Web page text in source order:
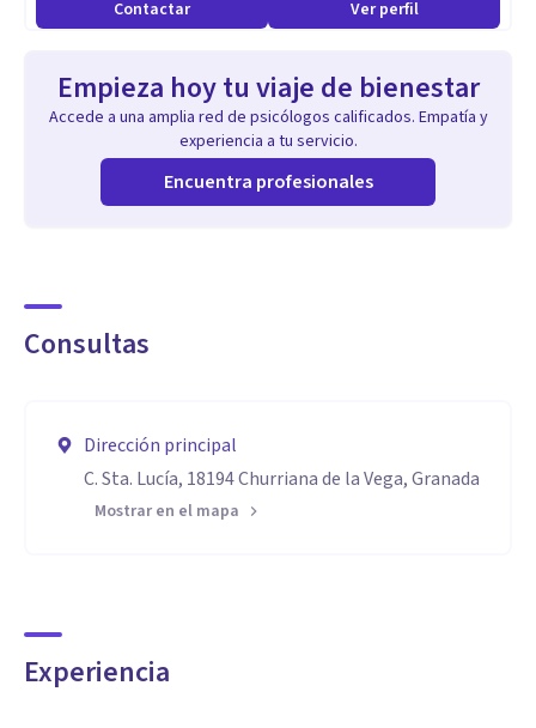
decisiones importantes en tu vida.
Contactar Ver perfil
Empieza hoy tu viaje de bienestar
Accede a una amplia red de psicólogos calificados. Empatía y
experiencia a tu servicio.
Encuentra profesionales
Consultas
Dirección principal
C. Sta. Lucía, 18194 Churriana de la Vega, Granada
Mostrar en el mapa
Experiencia